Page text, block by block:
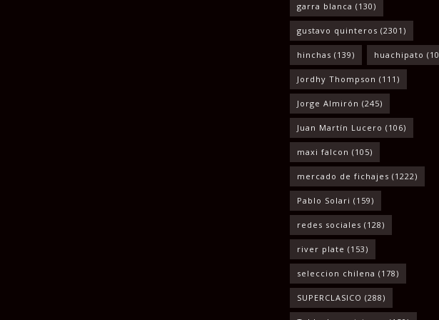
garra blanca (130)
gustavo quinteros (2301)
hinchas (139) huachipato
Jordhy Thompson (111)
Jorge Almirón (245)
Juan Martín Lucero (106)
maxi falcon (105)
mercado de fichajes (1222)
Pablo Solari (159)
redes sociales (128)
river plate (153)
seleccion chilena (178)
SUPERCLASICO (288)